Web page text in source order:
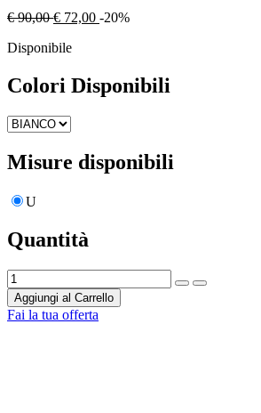
€ 90,00 € 72,00 -20%
Disponibile
Colori Disponibili
Misure disponibili
U
Quantità
Aggiungi al Carrello
Fai la tua offerta